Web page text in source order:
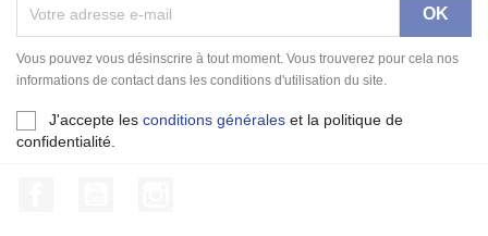
Vous pouvez vous désinscrire à tout moment. Vous trouverez pour cela nos
informations de contact dans les conditions d'utilisation du site.
J'accepte les conditions générales et la politique de
confidentialité.